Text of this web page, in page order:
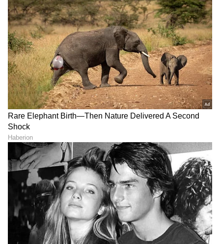
ತಂಡದ ಪ್ಲೇಯರ್, ಐಪಿಎಲ್‍‌ಗೆ
ಬಿತ್ತು ಬಾಂಬ್
ವಿಡಿಯೋ ವಿವಾದಕ್ಕೆ ನಟಿ ನುಶ್ರತ್
ಭರುಚ್ಚಾ ಸ್ಪಷ್ಟನೆ
LATEST VIDEOS
"ರಾಜಕೀಯ ಬೇಡ, ಸಿನಿಮಾನೇ ಪ್ರಾಣ":
ಕನಕೋತ್ಸವದಲ್ಲಿ ರಿಷಬ್ ಶೆಟ್ಟಿ | Rishab
Shetty speech | Suvarna News
ಶೇ.50 ರಿಂದ ಶೇ.18 ಕ್ಕೆ TAX ಇಳಿಕೆ: ಮೋದಿ-
ಟ್ರಂಪ್ ಐತಿಹಾಸಿಕ ಒಪ್ಪಂದ | India US
Trade Deal | Party Rounds